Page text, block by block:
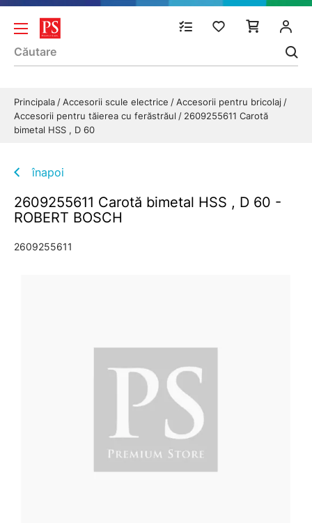
Principala Accesorii scule electrice
Accesorii pentru bricolaj
Accesorii pentru tăierea cu ferăstrăul
2609255611 Carotă
bimetal HSS , D 60
înapoi
2609255611 Carotă bimetal HSS , D 60 -
ROBERT BOSCH
2609255611